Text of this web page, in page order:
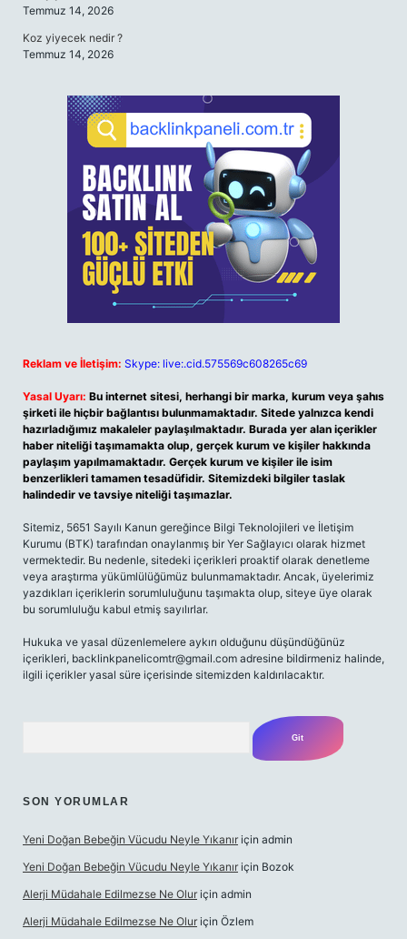
Temmuz 14, 2026
Koz yiyecek nedir ?
Temmuz 14, 2026
Reklam ve İletişim: Skype: live:.cid.575569c608265c69
Yasal Uyarı: Bu internet sitesi, herhangi bir marka, kurum veya şahıs
şirketi ile hiçbir bağlantısı bulunmamaktadır. Sitede yalnızca kendi
hazırladığımız makaleler paylaşılmaktadır. Burada yer alan içerikler
haber niteliği taşımamakta olup, gerçek kurum ve kişiler hakkında
paylaşım yapılmamaktadır. Gerçek kurum ve kişiler ile isim
benzerlikleri tamamen tesadüfidir. Sitemizdeki bilgiler taslak
halindedir ve tavsiye niteliği taşımazlar.
Sitemiz, 5651 Sayılı Kanun gereğince Bilgi Teknolojileri ve İletişim
Kurumu (BTK) tarafından onaylanmış bir Yer Sağlayıcı olarak hizmet
vermektedir. Bu nedenle, sitedeki içerikleri proaktif olarak denetleme
veya araştırma yükümlülüğümüz bulunmamaktadır. Ancak, üyelerimiz
yazdıkları içeriklerin sorumluluğunu taşımakta olup, siteye üye olarak
bu sorumluluğu kabul etmiş sayılırlar.
Hukuka ve yasal düzenlemelere aykırı olduğunu düşündüğünüz
içerikleri, backlinkpanelicomtr@gmail.com adresine bildirmeniz halinde,
ilgili içerikler yasal süre içerisinde sitemizden kaldırılacaktır.
SON YORUMLAR
Yeni Doğan Bebeğin Vücudu Neyle Yıkanır için admin
Yeni Doğan Bebeğin Vücudu Neyle Yıkanır için Bozok
Alerji Müdahale Edilmezse Ne Olur için admin
Alerji Müdahale Edilmezse Ne Olur için Özlem